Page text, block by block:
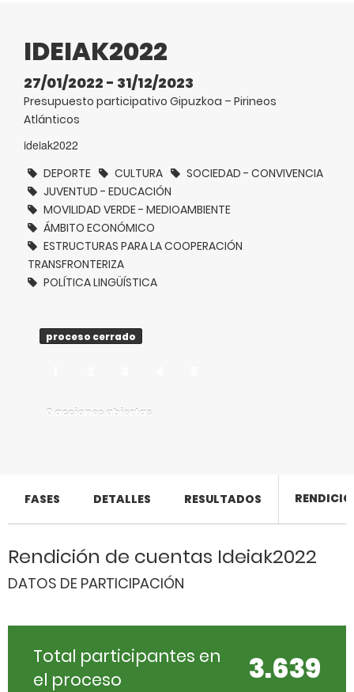
IDEIAK2022
27/01/2022 - 31/12/2023
Presupuesto participativo Gipuzkoa – Pirineos
Atlánticos
ideiak2022
DEPORTE
CULTURA
SOCIEDAD - CONVIVENCIA
JUVENTUD - EDUCACIÓN
MOVILIDAD VERDE - MEDIOAMBIENTE
ÁMBITO ECONÓMICO
ESTRUCTURAS PARA LA COOPERACIÓN
TRANSFRONTERIZA
POLÍTICA LINGÜÍSTICA
proceso cerrado
0 acciones abiertas
FASES DETALLES RESULTADOS
Rendición de cuentas Ideiak2022
DATOS DE PARTICIPACIÓN
Total participantes en
el proceso
3.639